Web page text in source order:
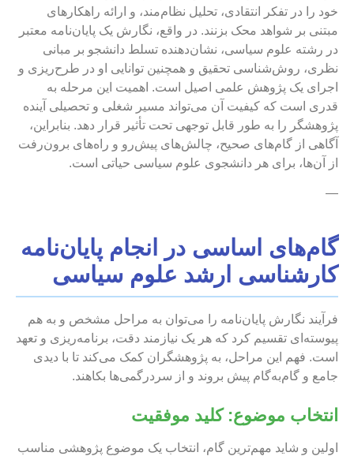
خود را در تفکر انتقادی، تحلیل نظام‌مند، و ارائه راهکارهای
مبتنی بر شواهد محک بزنند. در واقع، نگارش یک پایان‌نامه معتبر
در رشته علوم سیاسی، نشان‌دهنده تسلط دانشجو بر مبانی
نظری، روش‌شناسی تحقیق و همچنین توانایی او در طرح‌ریزی و
اجرای یک پژوهش علمی اصیل است. اهمیت این مرحله به
قدری است که کیفیت آن می‌تواند مسیر شغلی و تحصیلی آینده
پژوهشگر را به طور قابل توجهی تحت تأثیر قرار دهد. بنابراین،
آگاهی از گام‌های صحیح، چالش‌های پیش‌رو و راه‌های برون‌رفت
از آن‌ها، برای هر دانشجوی علوم سیاسی حیاتی است.
—
گام‌های اساسی در انجام پایان‌نامه
کارشناسی ارشد علوم سیاسی
فرآیند نگارش پایان‌نامه را می‌توان به مراحل مشخص و به هم
پیوسته‌ای تقسیم کرد که هر یک نیازمند دقت، برنامه‌ریزی و تعهد
است. فهم این مراحل، به پژوهشگران کمک می‌کند تا با دیدی
جامع و گام‌به‌گام پیش بروند و از سردرگمی‌ها بکاهند.
انتخاب موضوع: کلید موفقیت
اولین و شاید مهم‌ترین گام، انتخاب یک موضوع پژوهشی مناسب